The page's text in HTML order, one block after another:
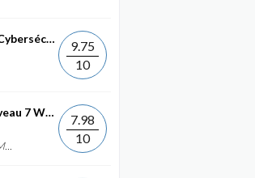
Mastère Expert en Cybersécurité
9.75
10
Éstiam Parcours Niveau 7 Web &...
7.98
10